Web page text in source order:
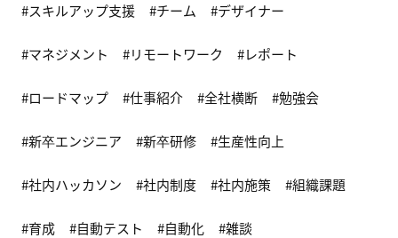
スキルアップ支援 チーム デザイナー
マネジメント リモートワーク レポート
ロードマップ 仕事紹介 全社横断 勉強会
新卒エンジニア 新卒研修 生産性向上
社内ハッカソン 社内制度 社内施策 組織課題
育成 自動テスト 自動化 雑談